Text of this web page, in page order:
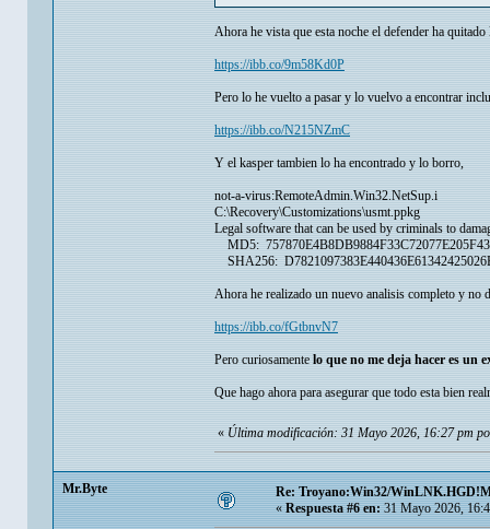
Ahora he vista que esta noche el defender ha
https://ibb.co/9m58Kd0P
Pero lo he vuelto a pasar y lo vuelvo a encontrar
https://ibb.co/N215NZmC
Y el kasper tambien lo ha encontrado y lo borro,
not-a-virus:RemoteAdmin.Win32.NetSup.i
C:\Recovery\Customizations\usmt.ppkg
Legal software that can be used by criminals to
MD5: 757870E4B8DB9884F33C72077E205F43
SHA256:
Ahora he realizado un nuevo analisis completo y no
https://ibb.co/fGtbnvN7
Pero curiosamente lo que no me deja hacer es un
Que hago ahora para asegurar que todo esta bien
« Última modificación: 31 Mayo 2026, 16:27 pm
Mr.Byte
Re: Troyano:Win32/
«Respuesta #6 en:31 Mayo 2026,